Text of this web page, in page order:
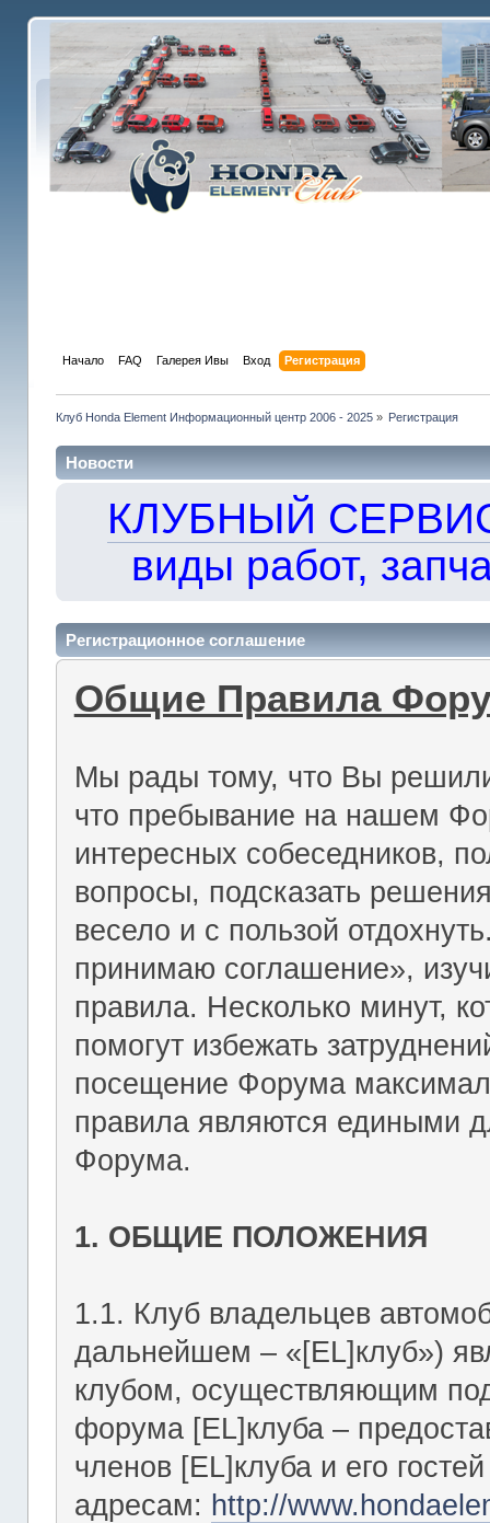
Начало FAQ Галерея Ивы Вход Регистрация
Клуб Honda Element Информационный центр 2006 - 2025» Регистрация
Новости
КЛУБНЫЙ
виды работ,
Регистрационное соглашение
Общие Правила
Мы рады тому, что Вы
что пребывание на нашем
интересных собеседников,
вопросы, подсказать
весело и с пользой
принимаю соглашение»,
правила. Несколько минут,
помогут избежать
посещение Форума
правила являются едиными
Форума.
1. ОБЩИЕ ПОЛОЖЕНИЯ
1.1. Клуб владельцев
дальнейшем – «[EL]клуб»)
клубом, осуществляющим
форума [EL]клуба –
членов [EL]клуба и его
адресам: http://